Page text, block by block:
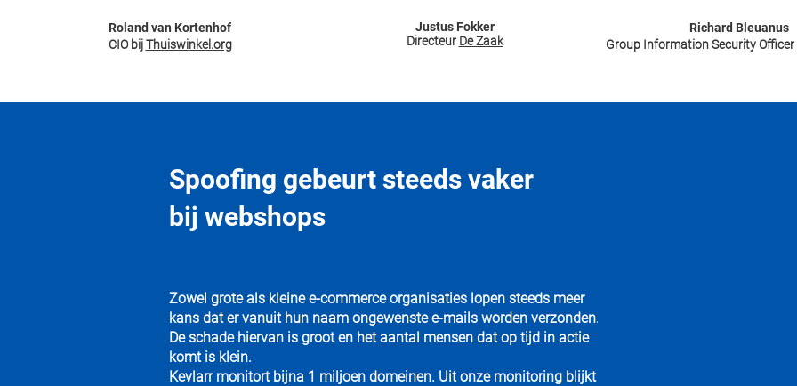
Spoofing gebeurt steeds vaker
bij webshops
Zowel grote als kleine e-commerce organisaties lopen steeds meer
kans dat er vanuit hun naam ongewenste e-mails worden verzonden.
De schade hiervan is groot en het aantal mensen dat op tijd in actie
komt is klein.
Kevlarr monitort bijna 1 miljoen domeinen. Uit onze monitoring blijkt
Roland van Kortenhof
CIO bijThuiswinkel.org
Justus Fokker
Directeur De Zaak
Richard Bleuanus
Group Information Security Officer